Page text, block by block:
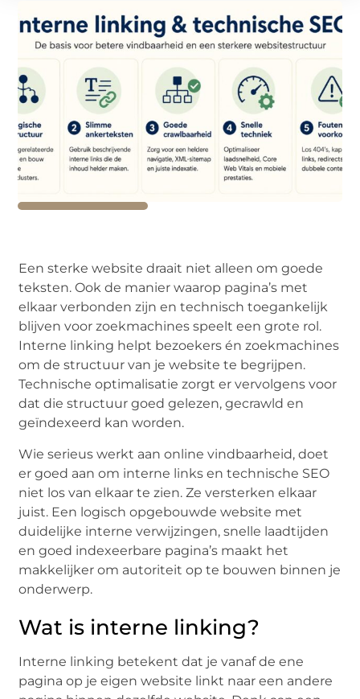
Een sterke website draait niet alleen om goede
teksten. Ook de manier waarop pagina’s met
elkaar verbonden zijn en technisch toegankelijk
blijven voor zoekmachines speelt een grote rol.
Interne linking helpt bezoekers én zoekmachines
om de structuur van je website te begrijpen.
Technische optimalisatie zorgt er vervolgens voor
dat die structuur goed gelezen, gecrawld en
geïndexeerd kan worden.
Wie serieus werkt aan online vindbaarheid, doet
er goed aan om interne links en technische SEO
niet los van elkaar te zien. Ze versterken elkaar
juist. Een logisch opgebouwde website met
duidelijke interne verwijzingen, snelle laadtijden
en goed indexeerbare pagina’s maakt het
makkelijker om autoriteit op te bouwen binnen je
onderwerp.
Wat is interne linking?
Interne linking betekent dat je vanaf de ene
pagina op je eigen website linkt naar een andere